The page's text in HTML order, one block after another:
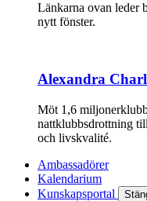
Länkarna ovan leder
nytt fönster.
Alexandra
Möt 1,6
nattklubbsdrottning
och livskvalité.
Ambassadörer
Kalendarium
Kunskapsportal